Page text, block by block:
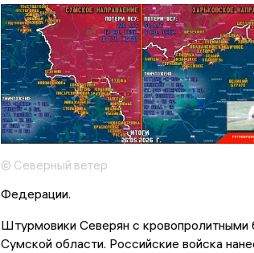
© Северный ветер
Федерации.
Штурмовики Северян с кровопролитными
Сумской области. Российские войска